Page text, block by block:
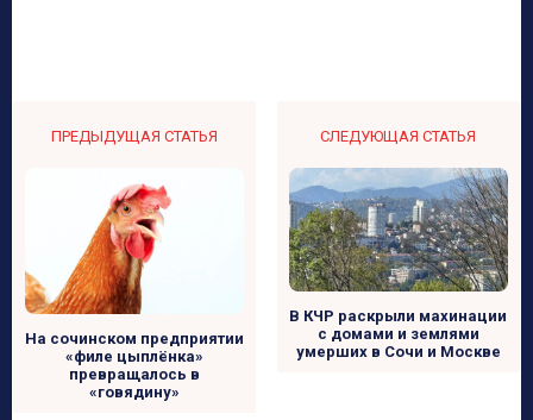
ПРЕДЫДУЩАЯ СТАТЬЯ
На сочинском предприятии
«филе цыплёнка»
превращалось в
«говядину»
СЛЕДУЮЩАЯ СТАТЬЯ
В КЧР раскрыли махинации
с домами и землями
умерших в Сочи и Москве